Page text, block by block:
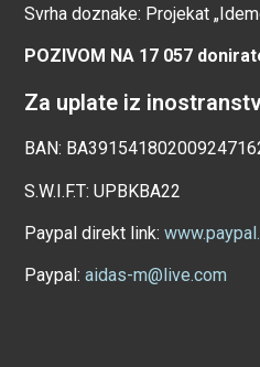
Svrha doznake: Projekat
POZIVOM NA 17 057
Za uplate iz
BAN:
S.W.I.F.T: UPBKBA22
Paypal direkt link:
Paypal:aidas-m@live.com